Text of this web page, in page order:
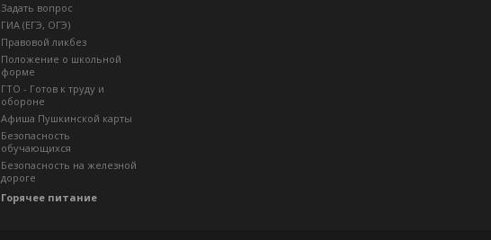
Задать вопрос
ГИА (ЕГЭ, ОГЭ)
Правовой ликбез
Положение о школьной
форме
ГТО - Готов к труду и
обороне
Афиша Пушкинской карты
Безопасность
обучающихся
Безопасность на железной
дороге
Горячее питание